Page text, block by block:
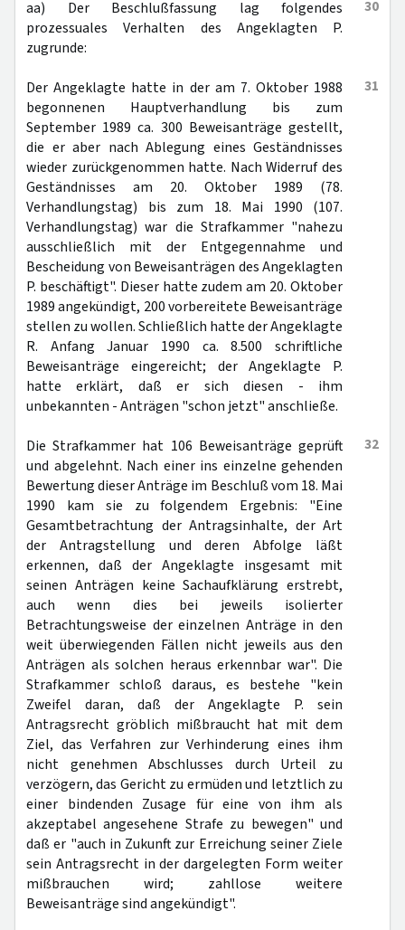
30
aa) Der Beschlußfassung lag folgendes
prozessuales Verhalten des Angeklagten P.
zugrunde:
31
Der Angeklagte hatte in der am 7. Oktober 1988
begonnenen Hauptverhandlung bis zum
September 1989 ca. 300 Beweisanträge gestellt,
die er aber nach Ablegung eines Geständnisses
wieder zurückgenommen hatte. Nach Widerruf des
Geständnisses am 20. Oktober 1989 (78.
Verhandlungstag) bis zum 18. Mai 1990 (107.
Verhandlungstag) war die Strafkammer "nahezu
ausschließlich mit der Entgegennahme und
Bescheidung von Beweisanträgen des Angeklagten
P. beschäftigt". Dieser hatte zudem am 20. Oktober
1989 angekündigt, 200 vorbereitete Beweisanträge
stellen zu wollen. Schließlich hatte der Angeklagte
R. Anfang Januar 1990 ca. 8.500 schriftliche
Beweisanträge eingereicht; der Angeklagte P.
hatte erklärt, daß er sich diesen - ihm
unbekannten - Anträgen "schon jetzt" anschließe.
32
Die Strafkammer hat 106 Beweisanträge geprüft
und abgelehnt. Nach einer ins einzelne gehenden
Bewertung dieser Anträge im Beschluß vom 18. Mai
1990 kam sie zu folgendem Ergebnis: "Eine
Gesamtbetrachtung der Antragsinhalte, der Art
der Antragstellung und deren Abfolge läßt
erkennen, daß der Angeklagte insgesamt mit
seinen Anträgen keine Sachaufklärung erstrebt,
auch wenn dies bei jeweils isolierter
Betrachtungsweise der einzelnen Anträge in den
weit überwiegenden Fällen nicht jeweils aus den
Anträgen als solchen heraus erkennbar war". Die
Strafkammer schloß daraus, es bestehe "kein
Zweifel daran, daß der Angeklagte P. sein
Antragsrecht gröblich mißbraucht hat mit dem
Ziel, das Verfahren zur Verhinderung eines ihm
nicht genehmen Abschlusses durch Urteil zu
verzögern, das Gericht zu ermüden und letztlich zu
einer bindenden Zusage für eine von ihm als
akzeptabel angesehene Strafe zu bewegen" und
daß er "auch in Zukunft zur Erreichung seiner Ziele
sein Antragsrecht in der dargelegten Form weiter
mißbrauchen wird; zahllose weitere
Beweisanträge sind angekündigt".